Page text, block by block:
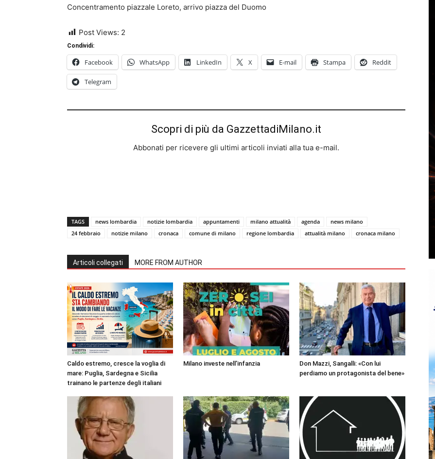
Concentramento piazzale Loreto, arrivo piazza del Duomo
Post Views: 2
Condividi:
Facebook WhatsApp LinkedIn X E-mail Stampa Reddit
Telegram
Scopri di più da GazzettadiMilano.it
Abbonati per ricevere gli ultimi articoli inviati alla tua e-mail.
TAGS news lombardia notizie lombardia appuntamenti milano attualità agenda
news milano
24 febbraio
notizie milano cronaca comune di milano regione lombardia attualità milano cronaca milano
Articoli collegati MORE FROM AUTHOR
Caldo estremo, cresce la voglia di
mare: Puglia, Sardegna e Sicilia
trainano le partenze degli italiani
Milano investe nell’infanzia
Don Mazzi, Sangalli: «Con lui
perdiamo un protagonista del bene»